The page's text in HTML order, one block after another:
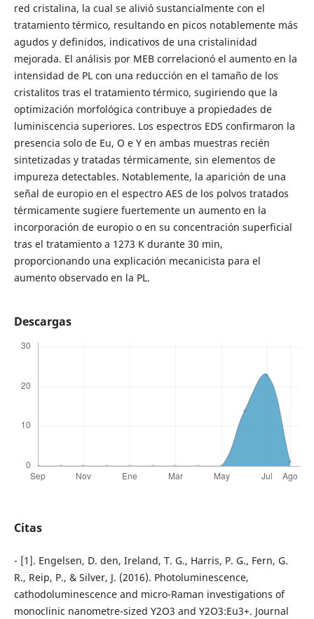
red cristalina, la cual se alivió sustancialmente con el
tratamiento térmico, resultando en picos notablemente más
agudos y definidos, indicativos de una cristalinidad
mejorada. El análisis por MEB correlacionó el aumento en la
intensidad de PL con una reducción en el tamaño de los
cristalitos tras el tratamiento térmico, sugiriendo que la
optimización morfológica contribuye a propiedades de
luminiscencia superiores. Los espectros EDS confirmaron la
presencia solo de Eu, O e Y en ambas muestras recién
sintetizadas y tratadas térmicamente, sin elementos de
impureza detectables. Notablemente, la aparición de una
señal de europio en el espectro AES de los polvos tratados
térmicamente sugiere fuertemente un aumento en la
incorporación de europio o en su concentración superficial
tras el tratamiento a 1273 K durante 30 min,
proporcionando una explicación mecanicista para el
aumento observado en la PL.
Descargas
Citas
- [1]. Engelsen, D. den, Ireland, T. G., Harris, P. G., Fern, G.
R., Reip, P., & Silver, J. (2016). Photoluminescence,
cathodoluminescence and micro-Raman investigations of
monoclinic nanometre-sized Y2O3 and Y2O3:Eu3+. Journal